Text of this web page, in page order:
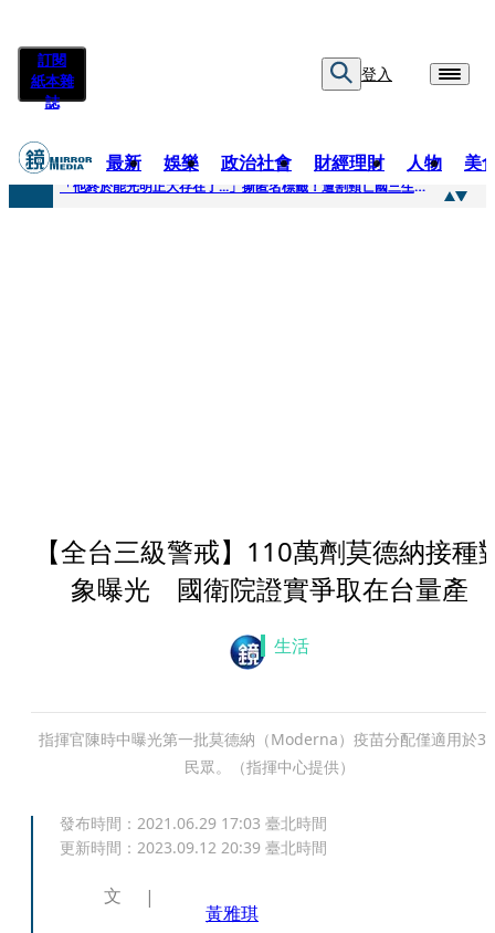
訂閱
紙本雜
誌
登入
最新 娛樂 政治社會 財經理財 人物 美
快訊
「他終於能光明正大存在了...」撕匿名標籤！遭割頸亡國三生「楊承勳」真名解禁 乾妹法庭抗辯引眾怒
【全台三級警戒】110萬劑莫德納接種
象曝光 國衛院證實爭取在台量產
生活
指揮官陳時中曝光第一批莫德納（Moderna）疫苗分配僅適用於3
民眾。（指揮中心提供）
發布時間： 2021.06.29 17:03 臺北時間
更新時間： 2023.09.12 20:39 臺北時間
文
黃雅琪